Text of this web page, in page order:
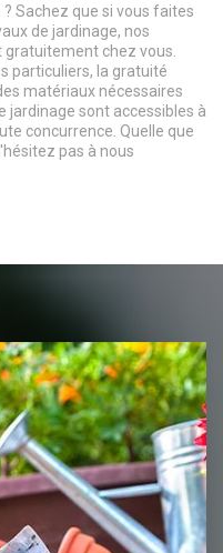
Sachez que si vous faites
de jardinage, nos
chez vous.
particuliers, la gratuité
matériaux nécessaires
jardinage sont accessibles à
concurrence. Quelle que
pas à nous